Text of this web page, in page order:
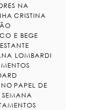
NA
CRISTINA
E BEGE
ESTANTE
LOMBARDI
PAPEL DE